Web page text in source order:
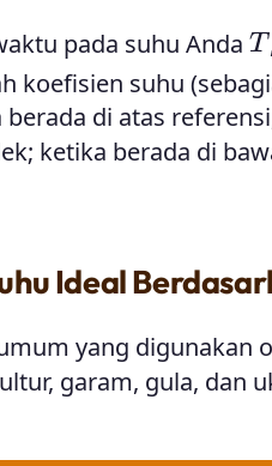
pada suhu Anda T
koefisien suhu
berada di atas
ketika berada di
Ideal
yang digunakan
garam, gula, dan